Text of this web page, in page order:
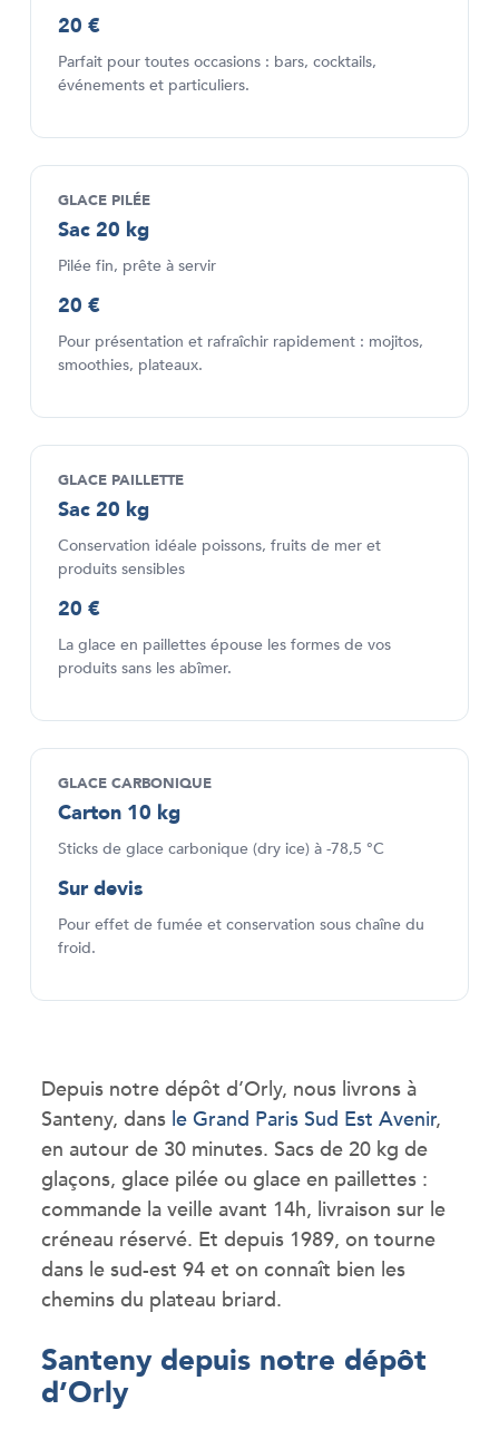
20 €
Parfait pour toutes occasions : bars, cocktails,
événements et particuliers.
GLACE PILÉE
Sac 20 kg
Pilée fin, prête à servir
20 €
Pour présentation et rafraîchir rapidement : mojitos,
smoothies, plateaux.
GLACE PAILLETTE
Sac 20 kg
Conservation idéale poissons, fruits de mer et
produits sensibles
20 €
La glace en paillettes épouse les formes de vos
produits sans les abîmer.
GLACE CARBONIQUE
Carton 10 kg
Sticks de glace carbonique (dry ice) à -78,5 °C
Sur devis
Pour effet de fumée et conservation sous chaîne du
froid.
Depuis notre dépôt d’Orly, nous livrons à
Santeny, dans le Grand Paris Sud Est Avenir,
en autour de 30 minutes. Sacs de 20 kg de
glaçons, glace pilée ou glace en paillettes :
commande la veille avant 14h, livraison sur le
créneau réservé. Et depuis 1989, on tourne
dans le sud-est 94 et on connaît bien les
chemins du plateau briard.
Santeny depuis notre dépôt
d’Orly